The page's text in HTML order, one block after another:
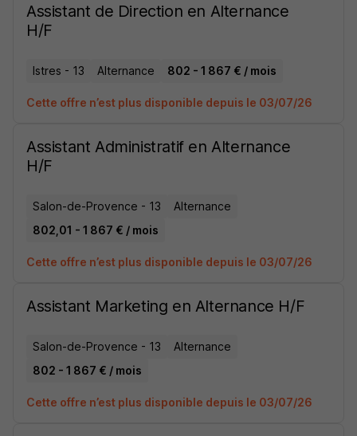
Assistant de Direction en Alternance
H/F
Istres - 13 Alternance 802 - 1 867 € / mois
Cette offre n’est plus disponible depuis le 03/07/26
Assistant Administratif en Alternance
H/F
Salon-de-Provence - 13
Alternance
802,01 - 1 867 € / mois
Cette offre n’est plus disponible depuis le 03/07/26
Assistant Marketing en Alternance H/F
Salon-de-Provence - 13
Alternance
802 - 1 867 € / mois
Cette offre n’est plus disponible depuis le 03/07/26